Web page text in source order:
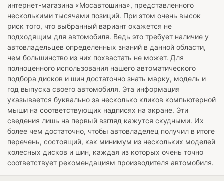
интернет-магазина «Мосавтошина», представленного
несколькими тысячами позиций. При этом очень высок
риск того, что выбранный вариант окажется не
подходящим для автомобиля. Ведь это требует наличие у
автовладельцев определенных знаний в данной области,
чем большинство из них похвастать не может. Для
полноценного использования нашего автоматического
подбора дисков и шин достаточно знать марку, модель и
год выпуска своего автомобиля. Эта информация
указывается буквально за несколько кликов компьютерной
мыши на соответствующих надписях на экране. Эти
сведения лишь на первый взгляд кажутся скудными. Их
более чем достаточно, чтобы автовладелец получил в итоге
перечень, состоящий, как минимум из нескольких моделей
колесных дисков и шин, каждая из которых очень точно
соответствует рекомендациям производителя автомобиля.